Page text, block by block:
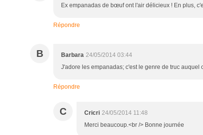
Ex empanadas de bœuf ont l'air délicieux ! En plus,
Répondre
B Barbara 24/05/2014 03:44
J'adore les empanadas; c'est le genre de truc
Répondre
C Cricri 24/05/2014 11:48
Merci beaucoup.<br /> Bonne journée